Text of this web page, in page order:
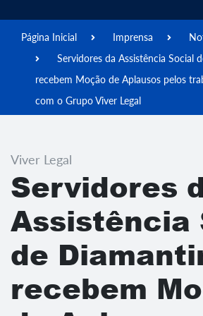
Página Inicial Imprensa
Servidores da Assistência Social
recebem Moção de Aplausos pelos
com o Grupo Viver Legal
Viver Legal
Servidores
Assistência
de
recebem